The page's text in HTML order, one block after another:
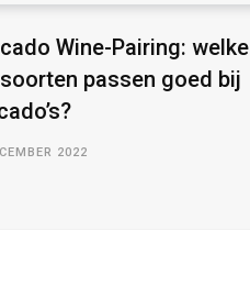
Wine-Pairing: welke
passen goed bij
2022